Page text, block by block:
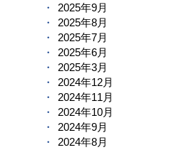
2025年9月
2025年8月
2025年7月
2025年6月
2025年3月
2024年12月
2024年11月
2024年10月
2024年9月
2024年8月